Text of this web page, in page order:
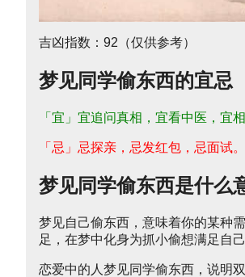
吉凶指数：92（仅供参考）
梦见同学偷东西的宜忌
「宜」宜追问真相，宜看中医，宜相
「忌」忌探亲，忌发红包，忌面试。
梦见同学偷东西是什么
梦见自己偷东西，意味着你的某种
足，在梦中化身为抓小偷想满足自
恋爱中的人梦见同学偷东西，说明